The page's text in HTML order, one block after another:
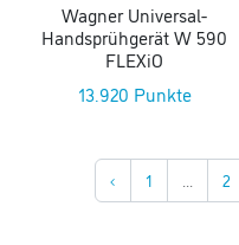
Wagner Universal-
Handsprühgerät W 590
FLEXiO
13.920 Punkte
‹ 1 ... 2